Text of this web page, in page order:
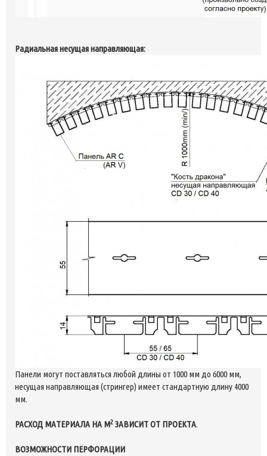
Радиальная несущая направляющая:
Панели могут поставляться любой длины от 1000 мм до 6000 мм,
несущая направляющая (стрингер) имеет стандартную длину 4000
мм.
РАСХОД МАТЕРИАЛА НА M2 ЗАВИСИТ ОТ ПРОЕКТА.
ВОЗМОЖНОСТИ ПЕРФОРАЦИИ